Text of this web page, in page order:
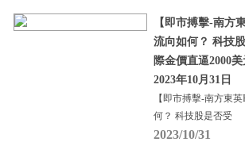
【即市搏擊-南方
流向如何？ 科技
際金價直逼2000
2023年10月31日
【即市搏擊-南方東
何？ 科技股是否受
2023/10/31